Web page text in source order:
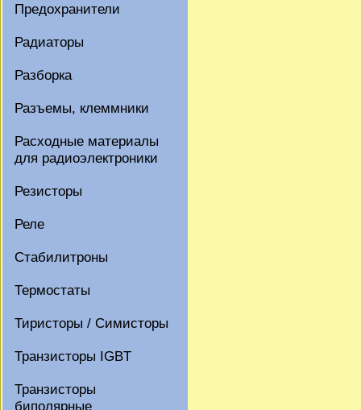
Предохранители
Радиаторы
Разборка
Разъемы, клеммники
Расходные материалы
для радиоэлектроники
Резисторы
Реле
Стабилитроны
Термостаты
Тиристоры / Симисторы
Транзисторы IGBT
Транзисторы
биполярные